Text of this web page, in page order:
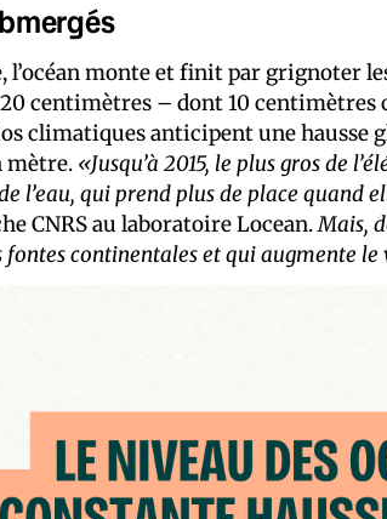
l’océan monte et finit par grignoter
centimètres – dont 10 centimètres
climatiques anticipent une hausse
mètre. «Jusqu’à 2015, le plus gros de
l’eau, qui prend plus de place quand
CNRS au laboratoire Locean.Mais,
fontes continentales et qui augmente le